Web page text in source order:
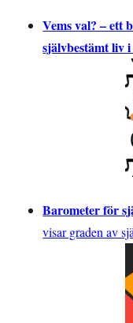
Vems val? – ett
självbestämt liv
Barometer för
visar graden av